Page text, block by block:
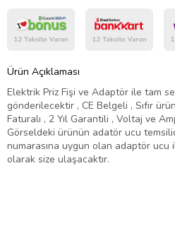
Ürün Açıklaması
Elektrik Priz Fişi ve Adaptör ile tam
gönderilecektir , CE Belgeli , Sıfır
Faturalı , 2 Yıl Garantili , Voltaj ve
Görseldeki ürünün adatör ucu
numarasına uygun olan adaptör ucu
olarak size ulaşacaktır.